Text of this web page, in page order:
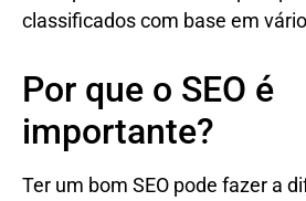
classificados com base em
Por que o SEO é
importante?
Ter um bom SEO pode fazer a